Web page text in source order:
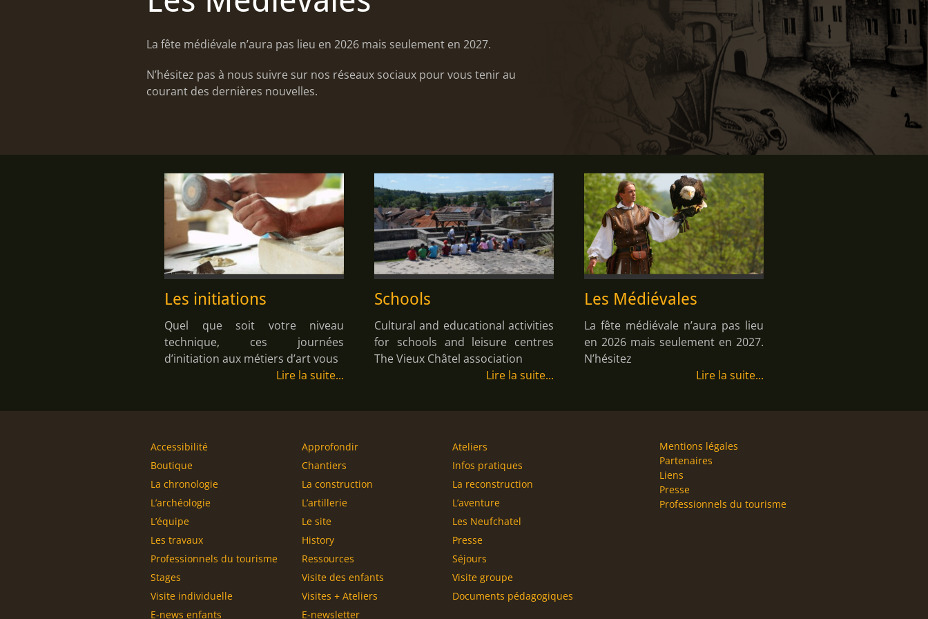
La fête médiévale n’aura pas lieu en 2026 mais seulement en 2027.
N’hésitez pas à nous suivre sur nos réseaux sociaux pour vous tenir au
courant des dernières nouvelles.
Les initiations
Quel que soit votre niveau
technique, ces journées
d’initiation aux métiers d’art vous
Lire la suite
Schools
Cultural and educational activities
for schools and leisure centres
The Vieux Châtel association
Lire la suite
Les Médiévales
La fête médiévale n’aura pas lieu
en 2026 mais seulement en 2027.
N’hésitez
Lire la suite
Accessibilité Approfondir
Ateliers
Boutique
Chantiers
Infos pratiques
La chronologie
La construction
La reconstruction
L’archéologie
L’artillerie
L’aventure
L’équipe
Le site
Les Neufchatel
Les travaux
History
Presse
Professionnels du tourisme
Ressources
Séjours
Stages
Visite des enfants
Visite groupe
Visite individuelle
Visites + Ateliers
Documents pédagogiques
E-news enfants
E-newsletter
Mentions légales
Partenaires
Liens
Presse
Professionnels du tourisme